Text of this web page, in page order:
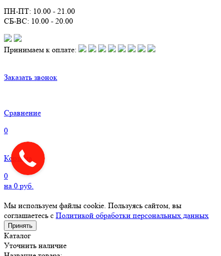
ПН-ПТ: 10.00 - 21.00
СБ-ВС: 10.00 - 20.00
Принимаем к оплате:
Заказать звонок
Сравнение
0
Корзина
0
на 0 руб.
Мы используем файлы cookie. Пользуясь сайтом, вы
соглашаетесь с Политикой обработки персональных данных
Принять
Каталог
Уточнить наличие